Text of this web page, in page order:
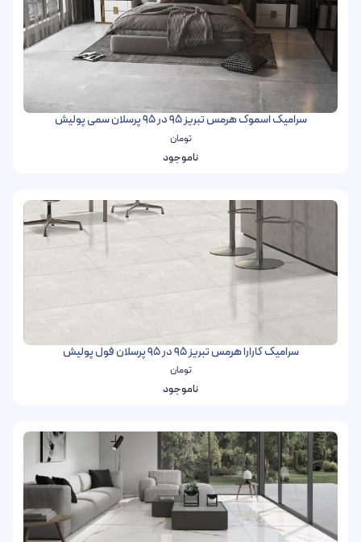
سرامیک اسموک هرمس تبریز 95 در 95 پرسلان سمی پولیش
تومان
ناموجود
سرامیک کارارا هرمس تبریز 95 در 95 پرسلان فول پولیش
تومان
ناموجود